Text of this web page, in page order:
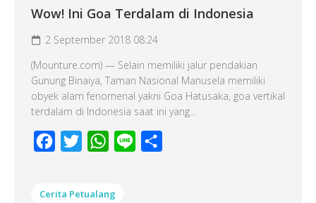
Wow! Ini Goa Terdalam di Indonesia
2 September 2018 08:24
(Mounture.com) — Selain memiliki jalur pendakian
Gunung Binaiya, Taman Nasional Manusela memiliki
obyek alam fenomenal yakni Goa Hatusaka, goa vertikal
terdalam di Indonesia saat ini yang...
Facebook
Twitter WhatsApp
Line
Cerita Petualang